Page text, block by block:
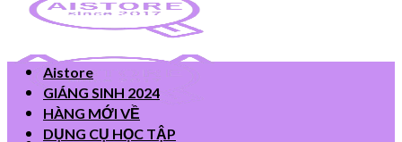
Aistore
GIÁNG SINH 2024
HÀNG MỚI VỀ
DỤNG CỤ HỌC TẬP